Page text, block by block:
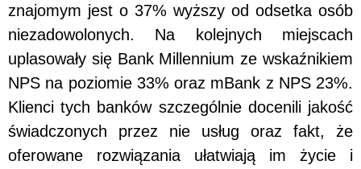
znajomym jest o 37% wyższy od odsetka osób
niezadowolonych. Na kolejnych miejscach
uplasowały się Bank Millennium ze wskaźnikiem
NPS na poziomie 33% oraz mBank z NPS 23%.
Klienci tych banków szczególnie docenili jakość
świadczonych przez nie usług oraz fakt, że
oferowane rozwiązania ułatwiają im życie i